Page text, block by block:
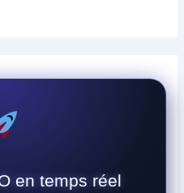
en temps réel